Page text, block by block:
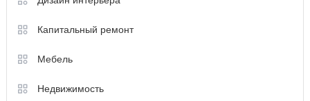
Капитальный ремонт
Мебель
Недвижимость